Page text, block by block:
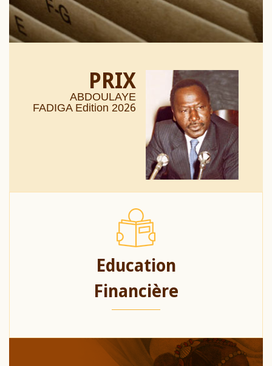
PRIX
ABDOULAYE
FADIGA Edition 2026
Education
Financière